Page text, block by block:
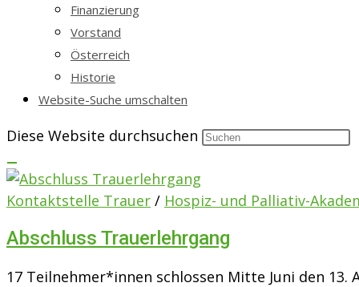
Finanzierung
Vorstand
Österreich
Historie
Website-Suche umschalten
Diese Website durchsuchen
Kontaktstelle Trauer / Hospiz- und Palliativ-
Abschluss Trauerlehrgang
17 Teilnehmer*innen schlossen Mitte Juni den